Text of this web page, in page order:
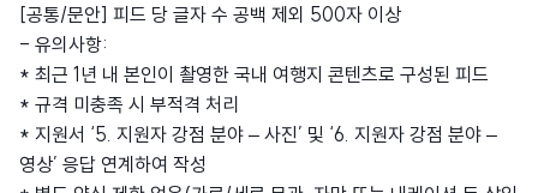
[공통/문안] 피드 당 글자 수 공백 제외 500자 이상
- 유의사항:
* 최근 1년 내 본인이 촬영한 국내 여행지 콘텐츠로 구성된 피드
* 규격 미충족 시 부적격 처리
* 지원서 ‘5. 지원자 강점 분야 – 사진’ 및 ‘6. 지원자 강점 분야 –
영상’ 응답 연계하여 작성